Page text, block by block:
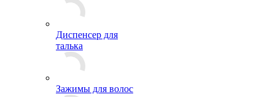
Диспенсер для
талька
Зажимы для волос